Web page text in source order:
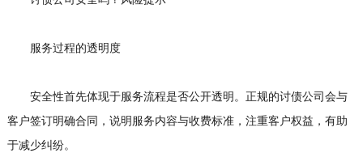
服务过程的透明度
安全性首先体现于服务流程是否公开透明。正规的讨债公司会与
客户签订明确合同，说明服务内容与收费标准，注重客户权益，有助
于减少纠纷。